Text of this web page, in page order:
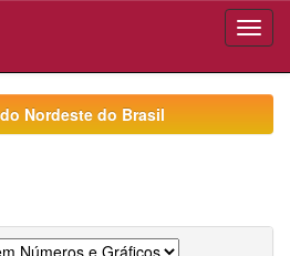
Nordeste do Brasil